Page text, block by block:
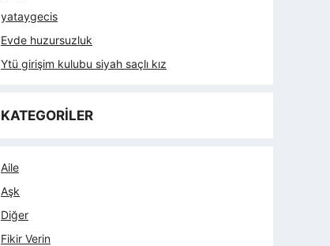
yataygecis
Evde huzursuzluk
Ytü girişim kulubu siyah saçlı kız
KATEGORİLER
Aile
Aşk
Diğer
Fikir Verin